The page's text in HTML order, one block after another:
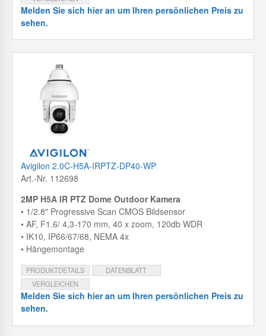
Melden Sie sich hier an um Ihren persönlichen Preis zu
sehen.
Avigilon 2.0C-H5A-IRPTZ-DP40-WP
Art.-Nr. 112698
2MP H5A IR PTZ Dome Outdoor Kamera
• 1/2.8″ Progressive Scan CMOS Bildsensor
• AF, F1.6/ 4,3-170 mm, 40 x zoom, 120db WDR
• IK10, IP66/67/68, NEMA 4x
• Hängemontage
PRODUKTDETAILS
DATENBLATT
VERGLEICHEN
Melden Sie sich hier an um Ihren persönlichen Preis zu
sehen.